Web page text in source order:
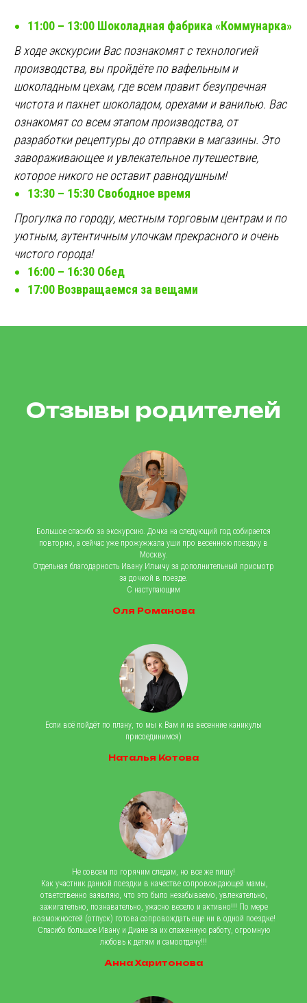
11:00 – 13:00 Шоколадная фабрика «Коммунарка»
В ходе экскурсии Вас познакомят с технологией
производства, вы пройдёте по вафельным и
шоколадным цехам, где всем правит безупречная
чистота и пахнет шоколадом, орехами и ванилью. Вас
ознакомят со всем этапом производства, от
разработки рецептуры до отправки в магазины. Это
завораживающее и увлекательное путешествие,
которое никого не оставит равнодушным!
13:30 – 15:30 Свободное время
Прогулка по городу, местным торговым центрам и по
уютным, аутентичным улочкам прекрасного и очень
чистого города!
16:00 – 16:30 Обед
17:00 Возвращаемся за вещами
Отзывы родителей
Большое спасибо за экскурсию. Дочка на следующий год собирается
повторно, а сейчас уже прожужжала уши про весеннюю поездку в
Москву.
Отдельная благодарность Ивану Ильичу за дополнительный присмотр
за дочкой в поезде.
С наступающим
Оля Романова
Если всё пойдёт по плану, то мы к Вам и на весенние каникулы
присоединимся)
Наталья Котова
Не совсем по горячим следам, но все же пишу!
Как участник данной поездки в качестве сопровождающей мамы,
ответственно заявляю, что это было незабываемо, увлекательно,
зажигательно, познавательно, ужасно весело и активно!!! По мере
возможностей (отпуск) готова сопровождать еще ни в одной поездке!
Спасибо большое Ивану и Диане за их слаженную работу, огромную
любовь к детям и самоотдачу!!!
Анна Харитонова
НАШИ УСЛУГИ
О КОМПАНИИ
© 2009-2025 © Центр Иностранных Языков Cool School
+7 812 64-3333-2
+7 921 967-96-15
Английский язык
ПОЛИТИКА КОНФИДЕНЦИАЛЬНОСТИ
Корпоративное обучение
Русский как иностранный